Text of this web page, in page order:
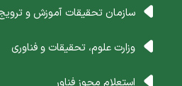
سازمان تحقیقات آموزش و
وزارت علوم، تحقیقات و فناوری
استعلام مجوز فناور